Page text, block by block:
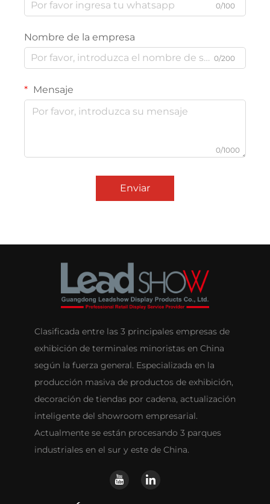
0/100
Nombre de la empresa
0/200
Mensaje
0/1000
Enviar
Clasificada entre las 3 principales empresas de
exhibición de terminales minoristas en China
según la fuerza general. Especializada en la
producción masiva de productos de exhibición,
decoración de tiendas por cadena, actualización
inteligente del showroom empresarial.
Actualmente se están procesando 3 parques
industriales en el sur y este de China.